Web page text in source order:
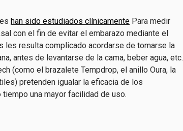
han sido estudiados clínicamente Para medir
con el fin de evitar el embarazo mediante el
les resulta complicado acordarse de tomarse la
antes de levantarse de la cama, beber agua, etc.
(como el brazalete Tempdrop, el anillo Oura, la
pretenden igualar la eficacia de los
una mayor facilidad de uso.